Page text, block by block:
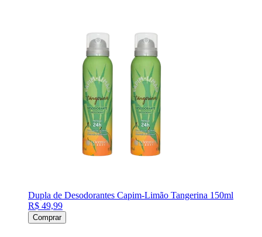
Dupla de Desodorantes Capim-Limão Tangerina 150ml
R$ 49,99
Comprar